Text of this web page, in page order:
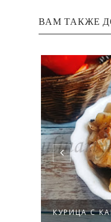
ВАМ ТАКЖЕ
КУРИЦА С